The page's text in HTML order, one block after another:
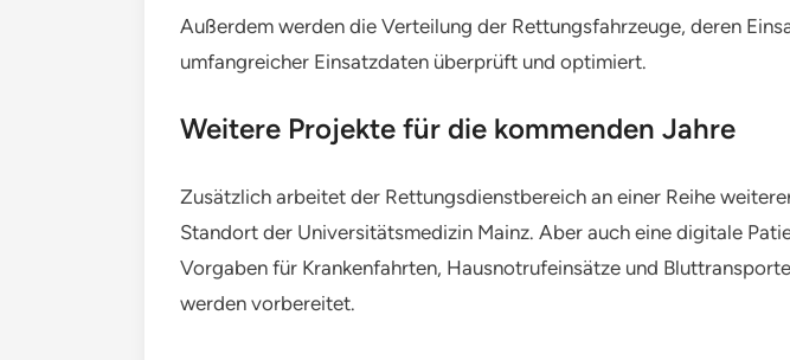
Außerdem werden die Verteilung der Rettungsfahrzeuge, deren
umfangreicher Einsatzdaten überprüft und optimiert.
Weitere Projekte für die kommenden Jahre
Zusätzlich arbeitet der Rettungsdienstbereich an einer Reihe
Standort der Universitätsmedizin Mainz. Aber auch eine digitale
Vorgaben für Krankenfahrten, Hausnotrufeinsätze und
werden vorbereitet.